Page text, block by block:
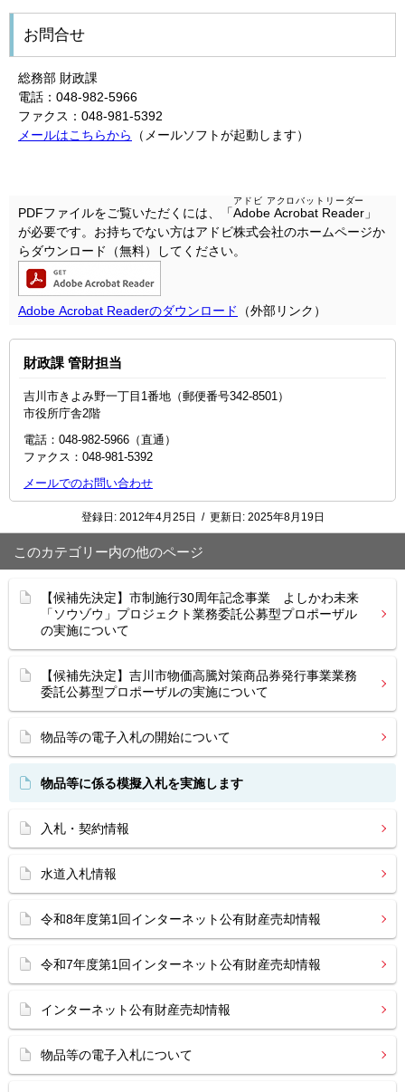
お問合せ
総務部 財政課
電話：048-982-5966
ファクス：048-981-5392
メールはこちらから
（メールソフトが起動します）
PDFファイルをご覧いただくには、「Adobe Acrobat Reader
アドビ アクロバットリーダー
」
が必要です。お持ちでない方はアドビ株式会社のホームページか
らダウンロード（無料）してください。
Adobe Acrobat Readerのダウンロード （外部リンク）
財政課 管財担当
吉川市きよみ野一丁目1番地（郵便番号342-8501）
市役所庁舎2階
電話：048‐982‐5966（直通）
ファクス：048-981-5392
メールでのお問い合わせ
登録日: 2012年4月25日 / 更新日: 2025年8月19日
このカテゴリー内の他のページ
【候補先決定】市制施行30周年記念事業 よしかわ未来
「ソウゾウ」プロジェクト業務委託公募型プロポーザル
の実施について
【候補先決定】吉川市物価高騰対策商品券発行事業業務
委託公募型プロポーザルの実施について
物品等の電子入札の開始について
物品等に係る模擬入札を実施します
入札・契約情報
水道入札情報
令和8年度第1回インターネット公有財産売却情報
令和7年度第1回インターネット公有財産売却情報
インターネット公有財産売却情報
物品等の電子入札について